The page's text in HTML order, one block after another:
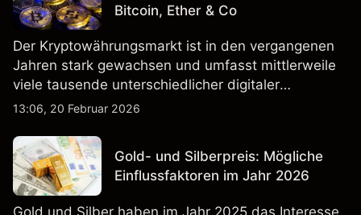
Bitcoin, Ether & Co
Der Kryptowährungsmarkt ist in den vergangenen
Jahren stark gewachsen und umfasst mittlerweile
viele tausende unterschiedlicher digitaler
Währungen.
13:06, 20 Februar 2026
Gold- und Silberpreis: Mögliche
Einflussfaktoren im Jahr 2026
Gold und Silber haben im Jahr 2025 das Interesse